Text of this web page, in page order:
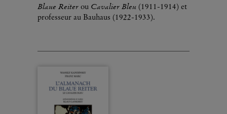
Blaue Reiter ou Cavalier Bleu (1911-1914) et
professeur au Bauhaus (1922-1933).